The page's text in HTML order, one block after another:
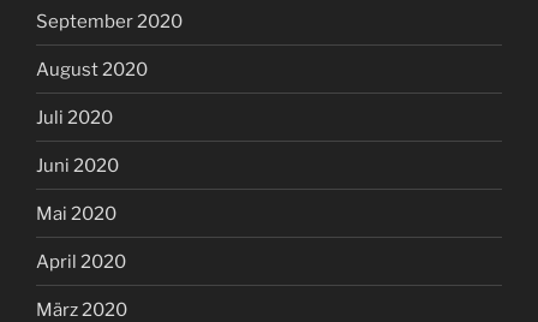
September 2020
August 2020
Juli 2020
Juni 2020
Mai 2020
April 2020
März 2020